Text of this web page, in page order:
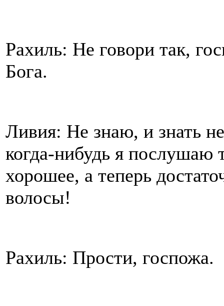
Рахиль: Не говори так,
Бога.
Ливия: Не знаю, и знать
когда-нибудь я послушаю
хорошее, а теперь
волосы!
Рахиль: Прости, госпожа.